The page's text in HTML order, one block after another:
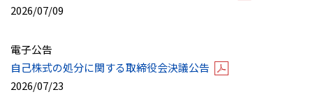
2026/07/09
電子公告
自己株式の処分に関する取締役会決議公告
2026/07/23